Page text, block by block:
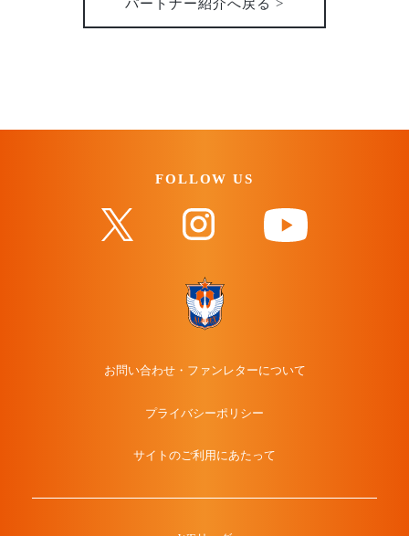
パートナー紹介へ戻る >
FOLLOW US
お問い合わせ・ファンレターについて
プライバシーポリシー
サイトのご利用にあたって